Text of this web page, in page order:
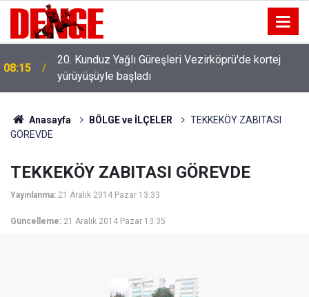
08:15
20. Kunduz Yağlı Güreşleri Vezirköprü'de kortej
yürüyüşüyle başladı
Anasayfa BÖLGE ve İLÇELER
TEKKEKÖY ZABITASI
GÖREVDE
TEKKEKÖY ZABITASI GÖREVDE
Yayınlanma: 21 Aralık 2014 Pazar 13:33
Güncelleme: 21 Aralık 2014 Pazar 13:35